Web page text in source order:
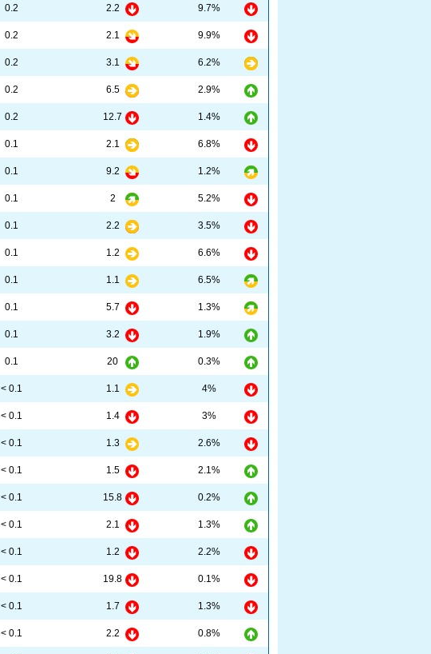
0.2 2.2 9.7%
0.2 2.1 9.9%
0.2 3.1 6.2%
0.2 6.5 2.9%
0.2 12.7 1.4%
0.1 2.1 6.8%
0.1 9.2 1.2%
0.1 2 5.2%
0.1 2.2 3.5%
0.1 1.2 6.6%
0.1 1.1 6.5%
0.1 5.7 1.3%
0.1 3.2 1.9%
0.1 20 0.3%
< 0.1 1.1 4%
< 0.1 1.4 3%
< 0.1 1.3 2.6%
< 0.1 1.5 2.1%
< 0.1 15.8 0.2%
< 0.1 2.1 1.3%
< 0.1 1.2 2.2%
< 0.1 19.8 0.1%
< 0.1 1.7 1.3%
< 0.1 2.2 0.8%